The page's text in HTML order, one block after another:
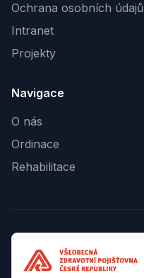
Ochrana osobních údajů
Intranet
Projekty
Navigace
O nás
Ordinace
Rehabilitace